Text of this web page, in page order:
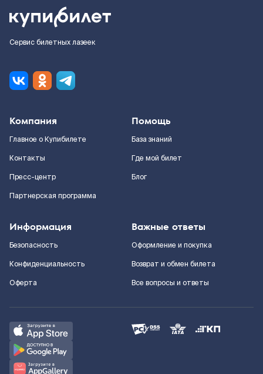
Сервис билетных лазеек
Компания
Главное о Купибилете
Контакты
Пресс-центр
Партнерская программа
Помощь
База знаний
Где мой билет
Блог
Информация
Безопасность
Конфиденциальность
Оферта
Важные ответы
Оформление и покупка
Возврат и обмен билета
Все вопросы и ответы